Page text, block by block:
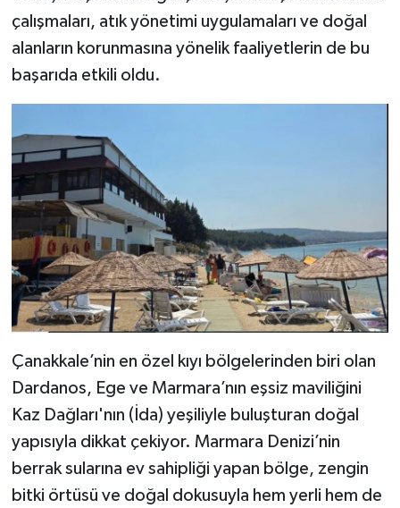
çalışmaları, atık yönetimi uygulamaları ve doğal
alanların korunmasına yönelik faaliyetlerin de bu
başarıda etkili oldu.
Çanakkale’nin en özel kıyı bölgelerinden biri olan
Dardanos, Ege ve Marmara’nın eşsiz maviliğini
Kaz Dağları'nın (İda) yeşiliyle buluşturan doğal
yapısıyla dikkat çekiyor. Marmara Denizi’nin
berrak sularına ev sahipliği yapan bölge, zengin
bitki örtüsü ve doğal dokusuyla hem yerli hem de